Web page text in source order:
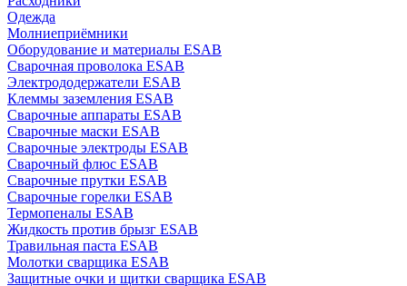
Одежда
Молниеприёмники
Оборудование и материалы ESAB
Сварочная проволока ESAB
Электрододержатели ESAB
Клеммы заземления ESAB
Сварочные аппараты ESAB
Сварочные маски ESAB
Сварочные электроды ESAB
Сварочный флюс ESAB
Сварочные прутки ESAB
Сварочные горелки ESAB
Термопеналы ESAB
Жидкость против брызг ESAB
Травильная паста ESAB
Молотки сварщика ESAB
Защитные очки и щитки сварщика ESAB